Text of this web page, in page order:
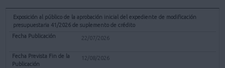
Exposición al público de la aprobación inicial del expediente de modificación
presupuestaria 41/2026 de suplemento de crédito
22/07/2026
12/08/2026